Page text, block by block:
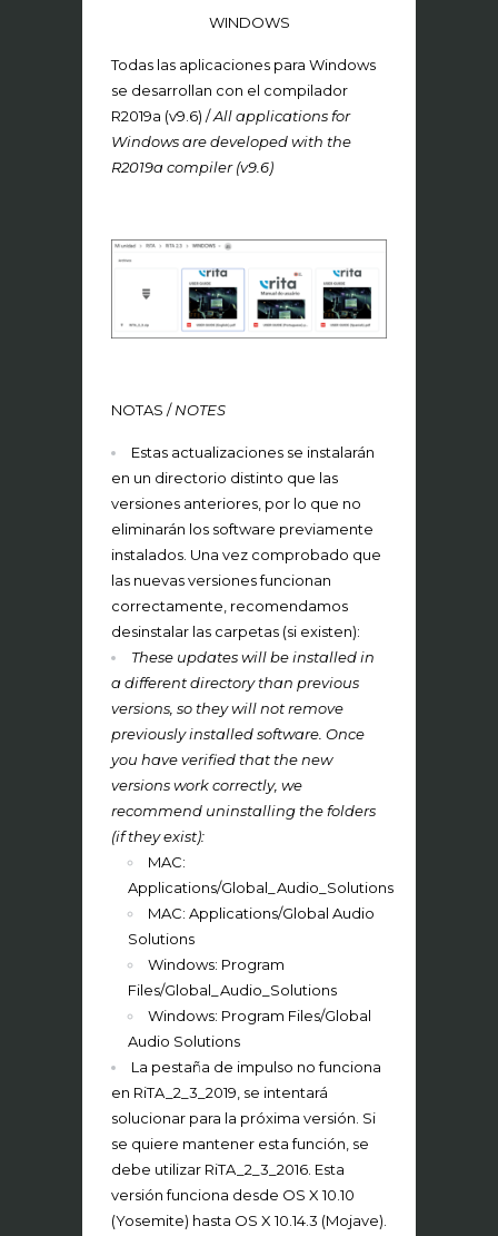
WINDOWS
Todas las aplicaciones para Windows
se desarrollan con el compilador
R2019a (v9.6) /All applications for
Windows are developed with the
R2019a compiler (v9.6)
NOTAS /NOTES
Estas actualizaciones se instalarán
en un directorio distinto que las
versiones anteriores, por lo que no
eliminarán los software previamente
instalados. Una vez comprobado que
las nuevas versiones funcionan
correctamente, recomendamos
desinstalar las carpetas (si existen):
These updates will be installed in
a different directory than previous
versions, so they will not remove
previously installed software. Once
you have verified that the new
versions work correctly, we
recommend uninstalling the folders
(if they exist):
MAC:
Applications/Global_Audio_Solutions
MAC: Applications/Global Audio
Solutions
Windows: Program
Files/Global_Audio_Solutions
Windows: Program Files/Global
Audio Solutions
La pestaña de impulso no funciona
en RiTA_2_3_2019, se intentará
solucionar para la próxima versión. Si
se quiere mantener esta función, se
debe utilizar RiTA_2_3_2016. Esta
versión funciona desde OS X 10.10
(Yosemite) hasta OS X 10.14.3 (Mojave).